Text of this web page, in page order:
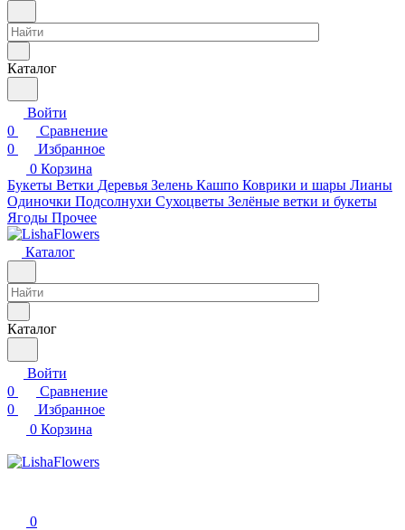
Каталог
Войти
0
Сравнение
0
Избранное
0 Корзина
Букеты Ветки Деревья Зелень Кашпо Коврики и шары Лианы
Одиночки Подсолнухи Сухоцветы Зелёные ветки и букеты
Ягоды Прочее
Каталог
Каталог
Войти
0
Сравнение
0
Избранное
0 Корзина
0